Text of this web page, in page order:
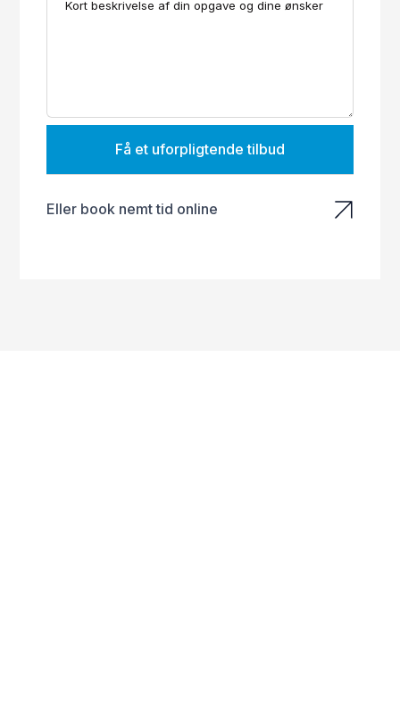
Få et uforpligtende tilbud
Eller book nemt tid online